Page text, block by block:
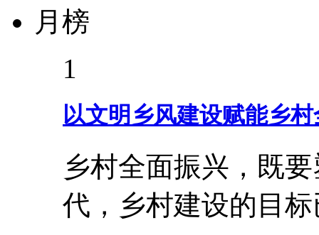
月榜
1
以文明乡风建设赋能乡
乡村全面振兴，既
代，乡村建设的目